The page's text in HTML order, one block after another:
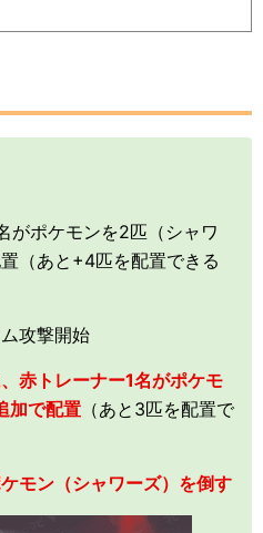
がポケモンを2匹（シャワ
（あと+4匹を配置できる
攻撃開始
赤トレーナー1名がポケモ
加で配置 （あと3匹を配置で
モン（シャワーズ）を倒す